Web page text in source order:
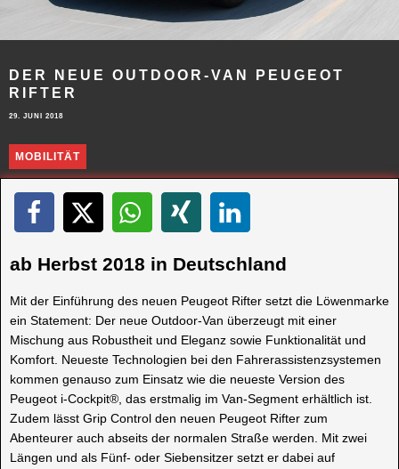
DER NEUE OUTDOOR-VAN PEUGEOT
RIFTER
29. JUNI 2018
MOBILITÄT
ab Herbst 2018 in Deutschland
Mit der Einführung des neuen Peugeot Rifter setzt die Löwenmarke
ein Statement: Der neue Outdoor-Van überzeugt mit einer
Mischung aus Robustheit und Eleganz sowie Funktionalität und
Komfort. Neueste Technologien bei den Fahrerassistenzsystemen
kommen genauso zum Einsatz wie die neueste Version des
Peugeot i-Cockpit®, das erstmalig im Van-Segment erhältlich ist.
Zudem lässt Grip Control den neuen Peugeot Rifter zum
Abenteurer auch abseits der normalen Straße werden. Mit zwei
Längen und als Fünf- oder Siebensitzer setzt er dabei auf